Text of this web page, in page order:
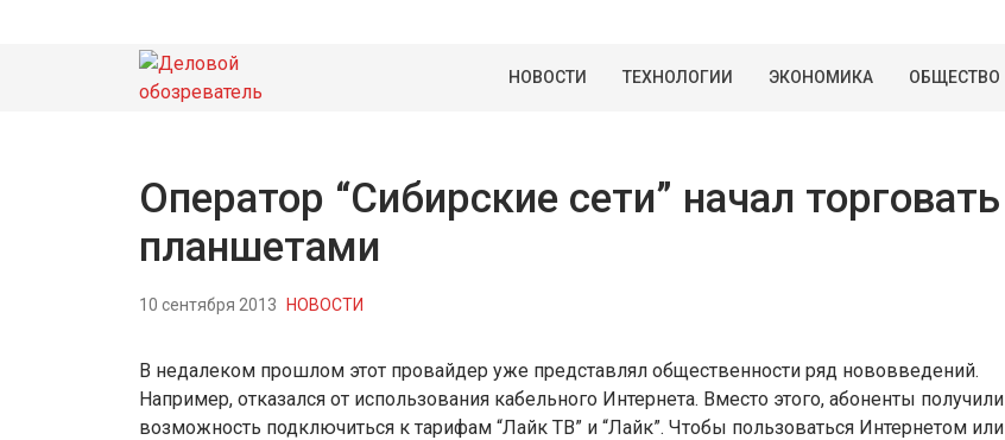
НОВОСТИ ТЕХНОЛОГИИ ЭКОНОМИКА ОБЩЕСТВО
Оператор “Сибирские сети” начал торговать
планшетами
10 сентября 2013 НОВОСТИ
В недалеком прошлом этот провайдер уже представлял общественности ряд нововведений.
Например, отказался от использования кабельного Интернета. Вместо этого, абоненты получили
возможность подключиться к тарифам “Лайк ТВ” и “Лайк”. Чтобы пользоваться Интернетом или